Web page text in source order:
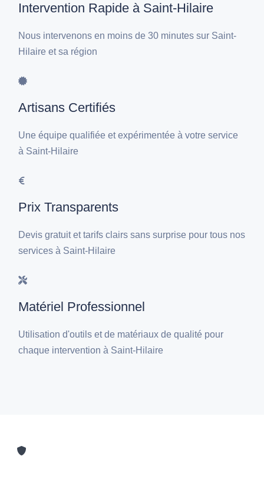
Intervention Rapide à Saint-Hilaire
Nous intervenons en moins de 30 minutes sur Saint-
Hilaire et sa région
Artisans Certifiés
Une équipe qualifiée et expérimentée à votre service
à Saint-Hilaire
Prix Transparents
Devis gratuit et tarifs clairs sans surprise pour tous nos
services à Saint-Hilaire
Matériel Professionnel
Utilisation d'outils et de matériaux de qualité pour
chaque intervention à Saint-Hilaire